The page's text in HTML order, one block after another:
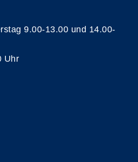
9.00-13.00 und 14.00-
Uhr